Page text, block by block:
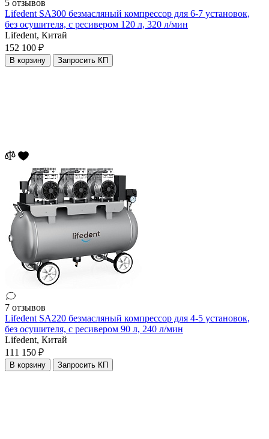
5 отзывов
Lifedent SA300 безмасляный компрессор для 6-7 установок,
без осушителя, с ресивером 120 л, 320 л/мин
Lifedent, Китай
152 100 ₽
В корзину Запросить КП
7 отзывов
Lifedent SA220 безмасляный компрессор для 4-5 установок,
без осушителя, с ресивером 90 л, 240 л/мин
Lifedent, Китай
111 150 ₽
В корзину Запросить КП